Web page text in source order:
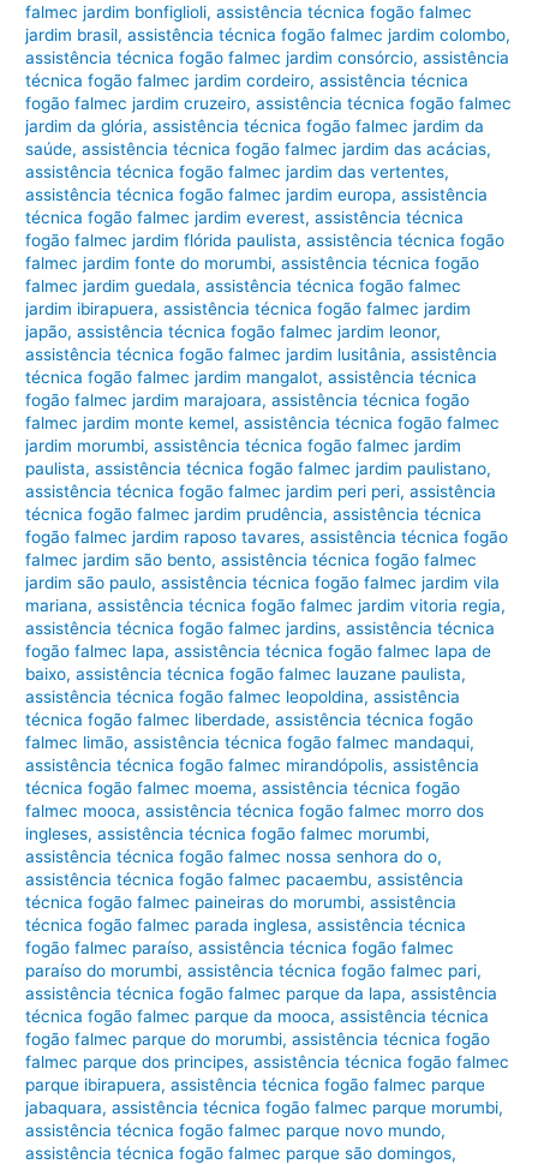
falmec jardim bonfiglioli,assistência técnica fogão falmec
jardim brasil,assistência técnica fogão falmec jardim colombo,
assistência técnica fogão falmec jardim consórcio,assistência
técnica fogão falmec jardim cordeiro,assistência técnica
fogão falmec jardim cruzeiro,assistência técnica fogão falmec
jardim da glória,assistência técnica fogão falmec jardim da
saúde,assistência técnica fogão falmec jardim das acácias,
assistência técnica fogão falmec jardim das vertentes,
assistência técnica fogão falmec jardim europa,assistência
técnica fogão falmec jardim everest,assistência técnica
fogão falmec jardim flórida paulista,assistência técnica fogão
falmec jardim fonte do morumbi,assistência técnica fogão
falmec jardim guedala,assistência técnica fogão falmec
jardim ibirapuera,assistência técnica fogão falmec jardim
japão,assistência técnica fogão falmec jardim leonor,
assistência técnica fogão falmec jardim lusitânia,assistência
técnica fogão falmec jardim mangalot,assistência técnica
fogão falmec jardim marajoara,assistência técnica fogão
falmec jardim monte kemel,assistência técnica fogão falmec
jardim morumbi,assistência técnica fogão falmec jardim
paulista,assistência técnica fogão falmec jardim paulistano,
assistência técnica fogão falmec jardim peri peri,assistência
técnica fogão falmec jardim prudência,assistência técnica
fogão falmec jardim raposo tavares,assistência técnica fogão
falmec jardim são bento,assistência técnica fogão falmec
jardim são paulo,assistência técnica fogão falmec jardim vila
mariana,assistência técnica fogão falmec jardim vitoria regia,
assistência técnica fogão falmec jardins,assistência técnica
fogão falmec lapa,assistência técnica fogão falmec lapa de
baixo,assistência técnica fogão falmec lauzane paulista,
assistência técnica fogão falmec leopoldina,assistência
técnica fogão falmec liberdade,assistência técnica fogão
falmec limão,assistência técnica fogão falmec mandaqui,
assistência técnica fogão falmec mirandópolis,assistência
técnica fogão falmec moema,assistência técnica fogão
falmec mooca,assistência técnica fogão falmec morro dos
ingleses,assistência técnica fogão falmec morumbi,
assistência técnica fogão falmec nossa senhora do o,
assistência técnica fogão falmec pacaembu,assistência
técnica fogão falmec paineiras do morumbi,assistência
técnica fogão falmec parada inglesa,assistência técnica
fogão falmec paraíso,assistência técnica fogão falmec
paraíso do morumbi,assistência técnica fogão falmec pari,
assistência técnica fogão falmec parque da lapa,assistência
técnica fogão falmec parque da mooca,assistência técnica
fogão falmec parque do morumbi,assistência técnica fogão
falmec parque dos principes,assistência técnica fogão falmec
parque ibirapuera,assistência técnica fogão falmec parque
jabaquara,assistência técnica fogão falmec parque morumbi,
assistência técnica fogão falmec parque novo mundo,
assistência técnica fogão falmec parque são domingos,